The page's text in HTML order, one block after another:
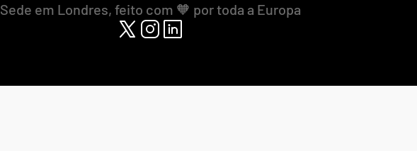
Sede em Londres, feito com 🧡 por toda a Europa